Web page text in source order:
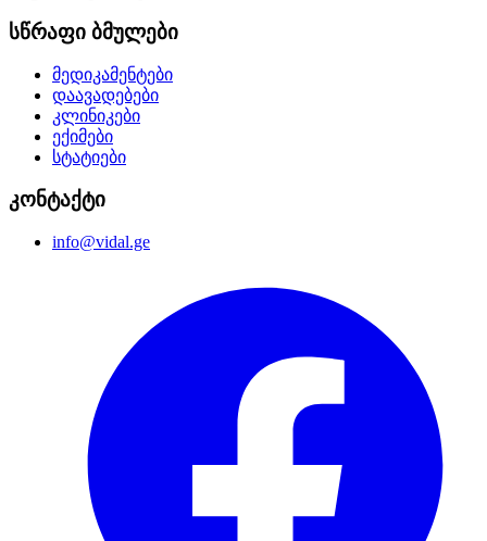
სწრაფი ბმულები
მედიკამენტები
დაავადებები
კლინიკები
ექიმები
სტატიები
კონტაქტი
info@vidal.ge